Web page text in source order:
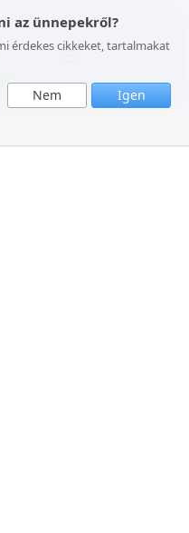
az ünnepekről?
érdekes cikkeket, tartalmakat
Nem Igen